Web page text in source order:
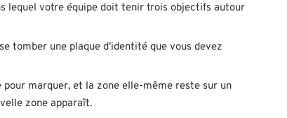
lequel votre équipe doit tenir trois objectifs autour
tomber une plaque d’identité que vous devez
marquer, et la zone elle-même reste sur un
zone apparaît.